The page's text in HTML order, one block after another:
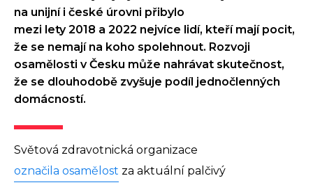
na unijní i české úrovni přibylo
mezi lety 2018 a 2022 nejvíce lidí, kteří mají pocit,
že se nemají na koho spolehnout. Rozvoji
osamělosti v Česku může nahrávat skutečnost,
že se dlouhodobě zvyšuje podíl jednočlenných
domácností.
Světová zdravotnická organizace
označila osamělost za aktuální palčivý